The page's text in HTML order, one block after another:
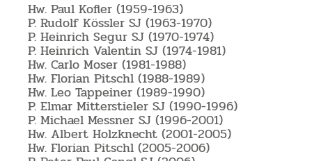
Hw. Paul Kofler (1959-1963)
P. Rudolf Kössler SJ (1963-1970)
P. Heinrich Segur SJ (1970-1974)
P. Heinrich Valentin SJ (1974-1981)
Hw. Carlo Moser (1981-1988)
Hw. Florian Pitschl (1988-1989)
Hw. Leo Tappeiner (1989-1990)
P. Elmar Mitterstieler SJ (1990-1996)
P. Michael Messner SJ (1996-2001)
Hw. Albert Holzknecht (2001-2005)
Hw. Florian Pitschl (2005-2006)